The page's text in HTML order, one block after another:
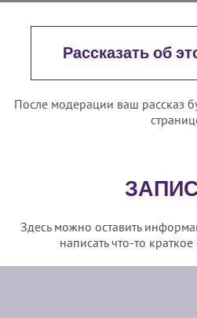
Рассказать об
После модерации ваш рассказ
Здесь можно оставить
написать что-то